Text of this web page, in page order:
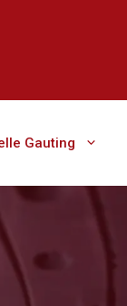
Gauting